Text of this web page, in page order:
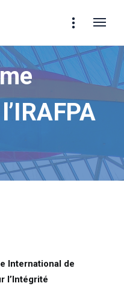
International de
l’Intégrité